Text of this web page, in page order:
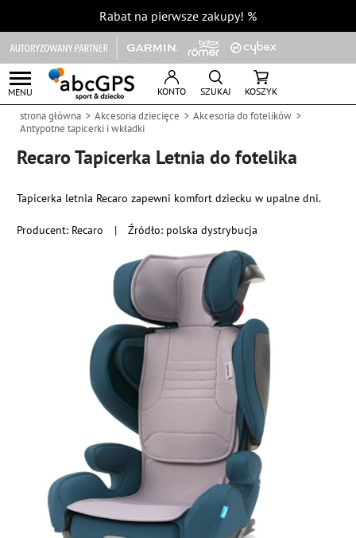
Rabat na pierwsze zakupy! %
MENU KONTO SZUKAJ KOSZYK
strona główna Akcesoria dziecięce
Akcesoria do fotelików
Antypotne tapicerki i wkładki
Recaro Tapicerka Letnia do fotelika
Producent: Recaro | Źródło: polska dystrybucja
Tapicerka letnia Recaro zapewni komfort dziecku w upalne dni.